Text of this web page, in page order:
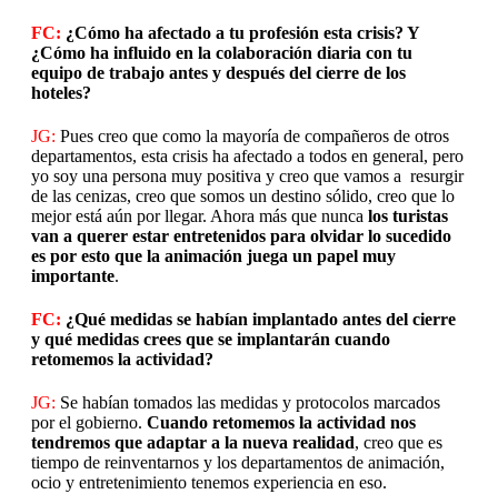
FC: ¿Cómo ha afectado a tu profesión esta crisis? Y
¿Cómo ha influido en la colaboración diaria con tu
equipo de trabajo antes y después del cierre de los
hoteles?
JG: Pues creo que como la mayoría de compañeros de otros
departamentos, esta crisis ha afectado a todos en general, pero
yo soy una persona muy positiva y creo que vamos a resurgir
de las cenizas, creo que somos un destino sólido, creo que lo
mejor está aún por llegar. Ahora más que nunca los turistas
van a querer estar entretenidos para olvidar lo sucedido
es por esto que la animación juega un papel muy
importante.
FC: ¿Qué medidas se habían implantado antes del cierre
y qué medidas crees que se implantarán cuando
retomemos la actividad?
JG: Se habían tomados las medidas y protocolos marcados
por el gobierno. Cuando retomemos la actividad nos
tendremos que adaptar a la nueva realidad, creo que es
tiempo de reinventarnos y los departamentos de animación,
ocio y entretenimiento tenemos experiencia en eso.